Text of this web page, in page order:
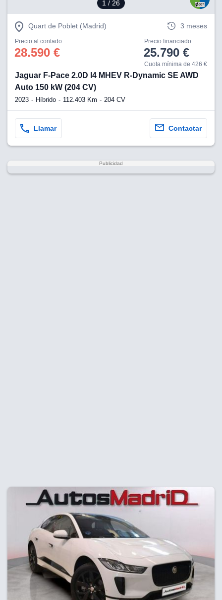
1 / 26
Quart de Poblet (Madrid) 3 meses
Precio al contado
28.590 €
Precio financiado
25.790 €
Cuota mínima de 426 €
Jaguar F-Pace 2.0D I4 MHEV R-Dynamic SE AWD
Auto 150 kW (204 CV)
2023 Híbrido 112.403 Km 204 CV
Llamar Contactar